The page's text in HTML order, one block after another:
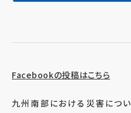
Facebookの投稿はこちら
九州南部における災害につい